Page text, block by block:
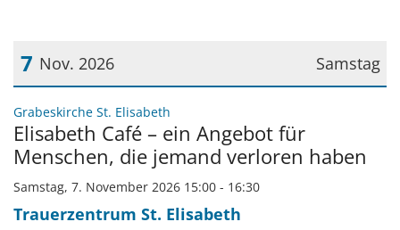
Samstag
7 Nov. 2026
Datum: 7. November 2026
Grabeskirche St. Elisabeth
Elisabeth Café – ein Angebot für
Menschen, die jemand verloren haben
Samstag, 7. November 2026 15:00 - 16:30
Trauerzentrum St. Elisabeth